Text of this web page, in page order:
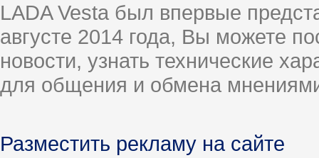
LADA Vesta был впервые
августе 2014 года, Вы можете
новости, узнать технические
для общения и обмена
Разместить рекламу на сайте